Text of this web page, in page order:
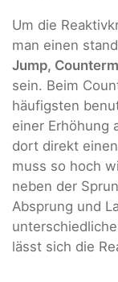
Um die
man einen
Jump,
sein. Beim
häufigsten
einer Erhöhung
dort direkt
muss so hoch
neben der
Absprung und
lässt sich die